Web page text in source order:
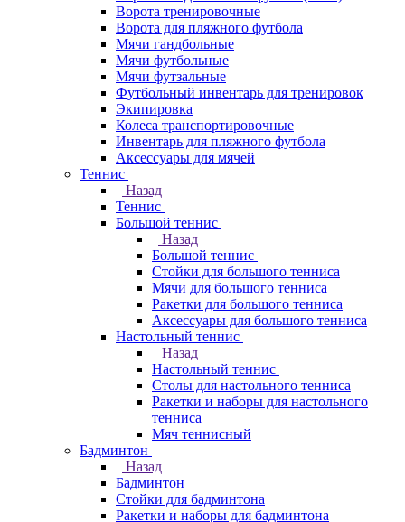
Ворота тренировочные
Ворота для пляжного футбола
Мячи гандбольные
Мячи футбольные
Мячи футзальные
Футбольный инвентарь для тренировок
Экипировка
Колеса транспортировочные
Инвентарь для пляжного футбола
Аксессуары для мячей
Теннис
Назад
Теннис
Большой теннис
Назад
Большой теннис
Стойки для большого тенниса
Мячи для большого тенниса
Ракетки для большого тенниса
Аксессуары для большого тенниса
Настольный теннис
Назад
Настольный теннис
Столы для настольного тенниса
Ракетки и наборы для настольного
тенниса
Мяч теннисный
Бадминтон
Назад
Бадминтон
Стойки для бадминтона
Ракетки и наборы для бадминтона